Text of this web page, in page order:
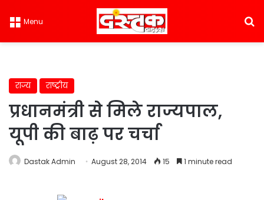
Menu
राज्य राष्ट्रीय
प्रधानमंत्री से मिले राज्यपाल,
यूपी की बाढ़ पर चर्चा
Dastak Admin August 28, 2014 15 1 minute read